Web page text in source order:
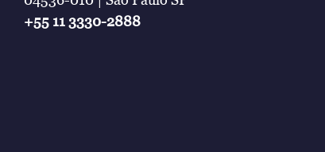
+55 11 3330-2888